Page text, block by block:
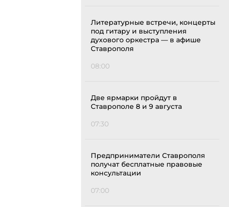
Литературные встречи, концерты
под гитару и выступления
духового оркестра — в афише
Ставрополя
08:00
Две ярмарки пройдут в
Ставрополе 8 и 9 августа
07:30
Предприниматели Ставрополя
получат бесплатные правовые
консультации
07:00